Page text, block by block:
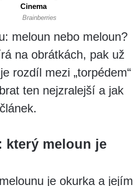
meloun nebo meloun?
na obrátkách, pak už
rozdíl mezi „torpédem“
ten nejzralejší a jak
který meloun je
je okurka a jejím